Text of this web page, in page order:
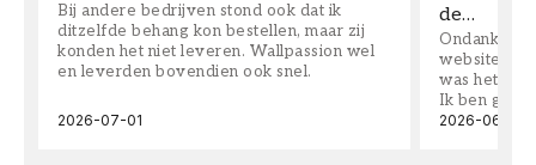
Bij andere bedrijven stond ook dat ik
ditzelfde behang kon bestellen, maar zij
konden het niet leveren. Wallpassion wel
en leverden bovendien ook snel.
2026-07-01
de…
Ondanks
website
was het
Ik ben
2026-06-08